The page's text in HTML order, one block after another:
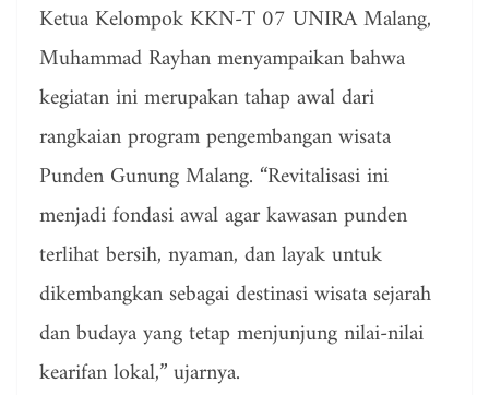
Ketua Kelompok KKN-T 07 UNIRA Malang,
Muhammad Rayhan menyampaikan bahwa
kegiatan ini merupakan tahap awal dari
rangkaian program pengembangan wisata
Punden Gunung Malang. “Revitalisasi ini
menjadi fondasi awal agar kawasan punden
terlihat bersih, nyaman, dan layak untuk
dikembangkan sebagai destinasi wisata sejarah
dan budaya yang tetap menjunjung nilai-nilai
kearifan lokal,” ujarnya.